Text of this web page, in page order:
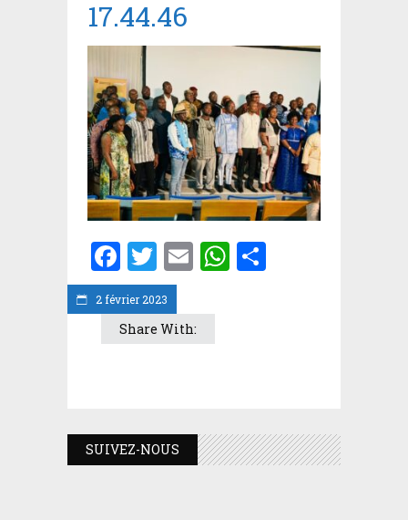
2 février 2023
17.44.46
Facebook
Twitter
EmailWhatsApp
Share With:
SUIVEZ-NOUS